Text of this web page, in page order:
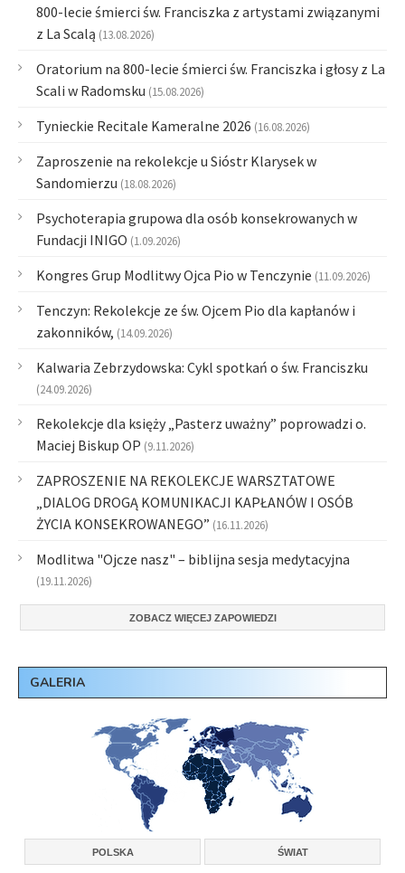
800-lecie śmierci św. Franciszka z artystami związanymi
z La Scalą (13.08.2026)
Oratorium na 800-lecie śmierci św. Franciszka i głosy z La
Scali w Radomsku (15.08.2026)
Tynieckie Recitale Kameralne 2026 (16.08.2026)
Zaproszenie na rekolekcje u Sióstr Klarysek w
Sandomierzu (18.08.2026)
Psychoterapia grupowa dla osób konsekrowanych w
Fundacji INIGO (1.09.2026)
Kongres Grup Modlitwy Ojca Pio w Tenczynie (11.09.2026)
Tenczyn: Rekolekcje ze św. Ojcem Pio dla kapłanów i
zakonników, (14.09.2026)
Kalwaria Zebrzydowska: Cykl spotkań o św. Franciszku
(24.09.2026)
Rekolekcje dla księży „Pasterz uważny” poprowadzi o.
Maciej Biskup OP (9.11.2026)
ZAPROSZENIE NA REKOLEKCJE WARSZTATOWE
„DIALOG DROGĄ KOMUNIKACJI KAPŁANÓW I OSÓB
ŻYCIA KONSEKROWANEGO” (16.11.2026)
Modlitwa "Ojcze nasz" – biblijna sesja medytacyjna
(19.11.2026)
ZOBACZ WIĘCEJ ZAPOWIEDZI
GALERIA
POLSKA ŚWIAT